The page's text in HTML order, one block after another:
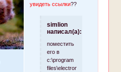
увидеть ссылки??
simlion
написал(а):
поместить
его в
c:\program
files\electronic